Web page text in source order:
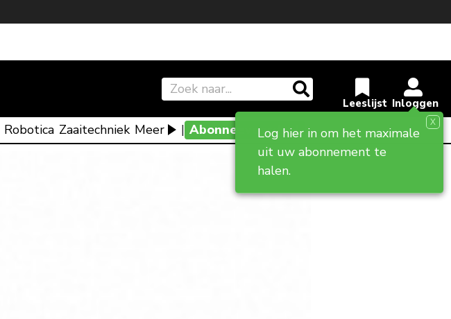
Log hier in om het maximale
uit uw abonnement te
halen.
X
Robotica Zaaitechniek Meer | Abonneevoordeel